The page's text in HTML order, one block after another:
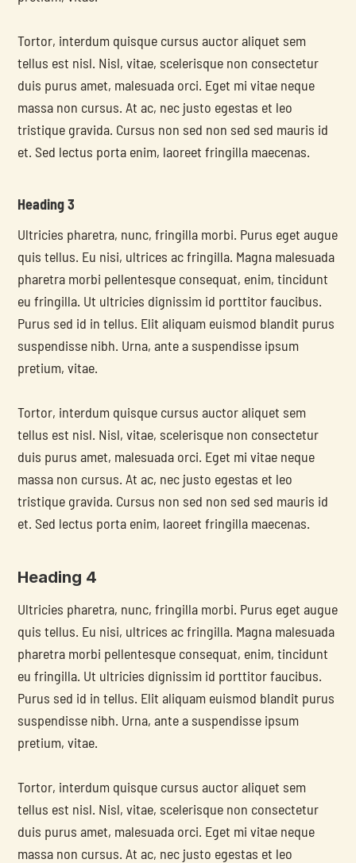
Tortor, interdum quisque cursus auctor aliquet sem
tellus est nisl. Nisl, vitae, scelerisque non consectetur
duis purus amet, malesuada orci. Eget mi vitae neque
massa non cursus. At ac, nec justo egestas et leo
tristique gravida. Cursus non sed non sed sed mauris id
et. Sed lectus porta enim, laoreet fringilla maecenas.
Heading 3
Ultricies pharetra, nunc, fringilla morbi. Purus eget augue
quis tellus. Eu nisi, ultrices ac fringilla. Magna malesuada
pharetra morbi pellentesque consequat, enim, tincidunt
eu fringilla. Ut ultricies dignissim id porttitor faucibus.
Purus sed id in tellus. Elit aliquam euismod blandit purus
suspendisse nibh. Urna, ante a suspendisse ipsum
pretium, vitae.
Tortor, interdum quisque cursus auctor aliquet sem
tellus est nisl. Nisl, vitae, scelerisque non consectetur
duis purus amet, malesuada orci. Eget mi vitae neque
massa non cursus. At ac, nec justo egestas et leo
tristique gravida. Cursus non sed non sed sed mauris id
et. Sed lectus porta enim, laoreet fringilla maecenas.
Heading 4
Ultricies pharetra, nunc, fringilla morbi. Purus eget augue
quis tellus. Eu nisi, ultrices ac fringilla. Magna malesuada
pharetra morbi pellentesque consequat, enim, tincidunt
eu fringilla. Ut ultricies dignissim id porttitor faucibus.
Purus sed id in tellus. Elit aliquam euismod blandit purus
suspendisse nibh. Urna, ante a suspendisse ipsum
pretium, vitae.
Tortor, interdum quisque cursus auctor aliquet sem
tellus est nisl. Nisl, vitae, scelerisque non consectetur
duis purus amet, malesuada orci. Eget mi vitae neque
massa non cursus. At ac, nec justo egestas et leo